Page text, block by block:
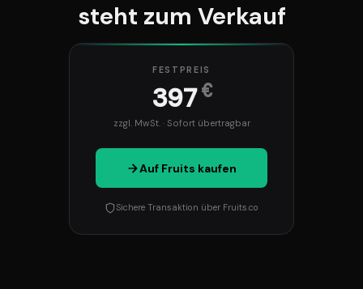
steht zum Verkauf
FESTPREIS
397€
zzgl. MwSt. · Sofort übertragbar
Auf Fruits kaufen
Sichere Transaktion über Fruits.co